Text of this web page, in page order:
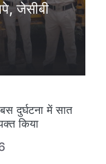
जेसीबी
दुर्घटना में सात
किया